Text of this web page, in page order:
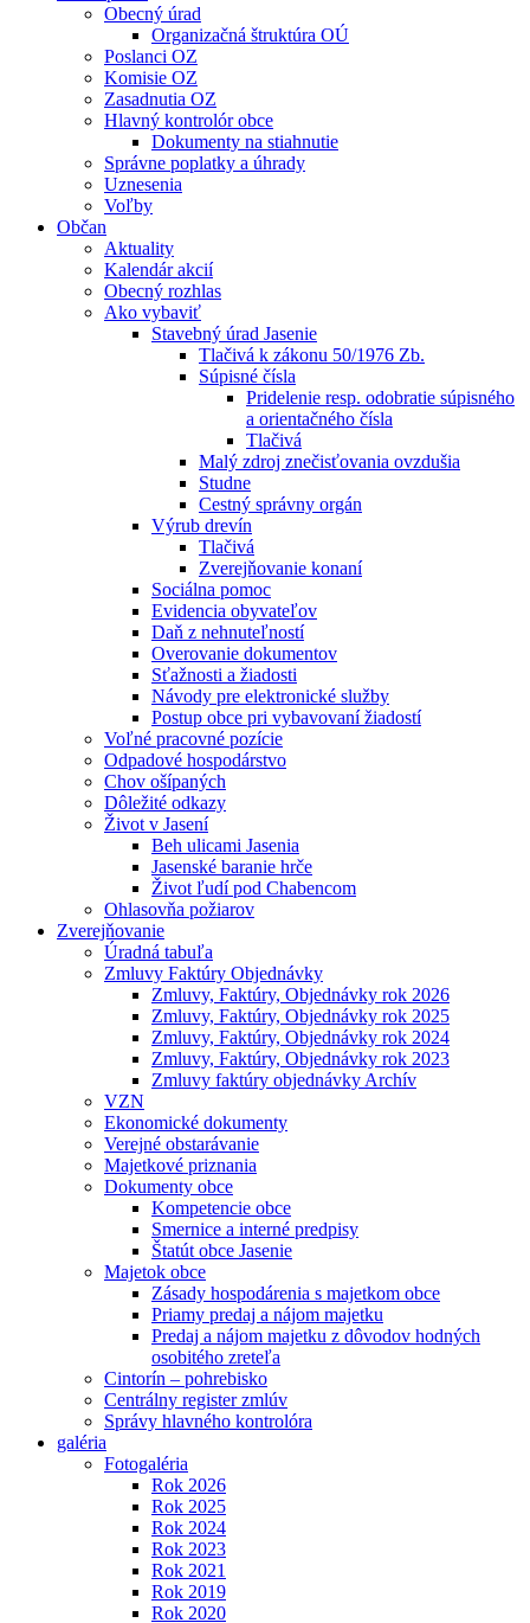
Obecný úrad
Organizačná štruktúra OÚ
Poslanci OZ
Komisie OZ
Zasadnutia OZ
Hlavný kontrolór obce
Dokumenty na stiahnutie
Správne poplatky a úhrady
Uznesenia
Voľby
Občan
Aktuality
Kalendár akcií
Obecný rozhlas
Ako vybaviť
Stavebný úrad Jasenie
Tlačivá k zákonu 50/1976 Zb.
Súpisné čísla
Pridelenie resp. odobratie súpisného
a orientačného čísla
Tlačivá
Malý zdroj znečisťovania ovzdušia
Studne
Cestný správny orgán
Výrub drevín
Tlačivá
Zverejňovanie konaní
Sociálna pomoc
Evidencia obyvateľov
Daň z nehnuteľností
Overovanie dokumentov
Sťažnosti a žiadosti
Návody pre elektronické služby
Postup obce pri vybavovaní žiadostí
Voľné pracovné pozície
Odpadové hospodárstvo
Chov ošípaných
Dôležité odkazy
Život v Jasení
Beh ulicami Jasenia
Jasenské baranie hrče
Život ľudí pod Chabencom
Ohlasovňa požiarov
Zverejňovanie
Úradná tabuľa
Zmluvy Faktúry Objednávky
Zmluvy, Faktúry, Objednávky rok 2026
Zmluvy, Faktúry, Objednávky rok 2025
Zmluvy, Faktúry, Objednávky rok 2024
Zmluvy, Faktúry, Objednávky rok 2023
Zmluvy faktúry objednávky Archív
VZN
Ekonomické dokumenty
Verejné obstarávanie
Majetkové priznania
Dokumenty obce
Kompetencie obce
Smernice a interné predpisy
Štatút obce Jasenie
Majetok obce
Zásady hospodárenia s majetkom obce
Priamy predaj a nájom majetku
Predaj a nájom majetku z dôvodov hodných
osobitého zreteľa
Cintorín – pohrebisko
Centrálny register zmlúv
Správy hlavného kontrolóra
galéria
Fotogaléria
Rok 2026
Rok 2025
Rok 2024
Rok 2023
Rok 2021
Rok 2019
Rok 2020